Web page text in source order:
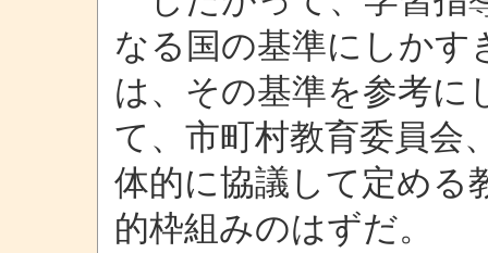
なる国の基準にしかす
は、その基準を参考に
て、市町村教育委員会
体的に協議して定める
的枠組みのはずだ。